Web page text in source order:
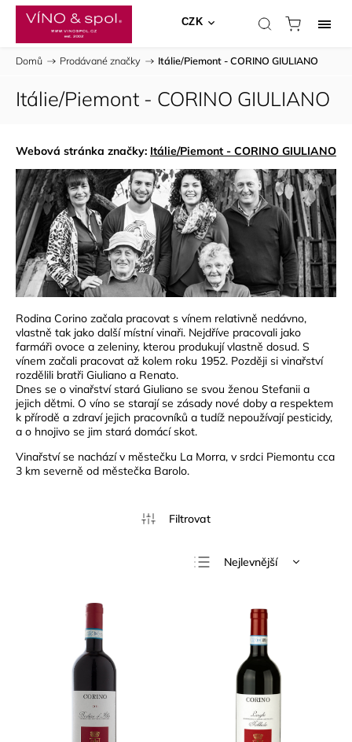
CZK
Domů / Prodávané značky / Itálie/Piemont - CORINO GIULIANO
Itálie/Piemont - CORINO GIULIANO
Webová stránka značky: Itálie/Piemont - CORINO GIULIANO
Rodina Corino začala pracovat s vínem relativně nedávno,
vlastně tak jako další místní vinaři. Nejdříve pracovali jako
farmáři ovoce a zeleniny, kterou produkují vlastně dosud. S
vínem začali pracovat až kolem roku 1952. Později si vinařství
rozdělili bratři Giuliano a Renato.
Dnes se o vinařství stará Giuliano se svou ženou Stefanii a
jejich dětmi. O víno se starají se zásady nové doby a respektem
k přírodě a zdraví jejich pracovníků a tudíž nepoužívají pesticidy,
a o hnojivo se jim stará domácí skot.
Vinařství se nachází v městečku La Morra, v srdci Piemontu cca
3 km severně od městečka Barolo.
Nejlevnější
Nejprodávanější
Abecedně